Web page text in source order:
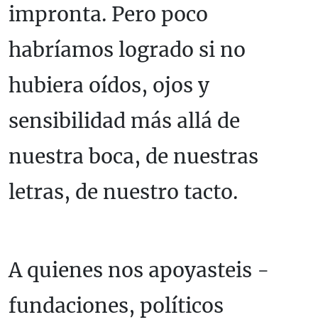
impronta. Pero poco
habríamos logrado si no
hubiera oídos, ojos y
sensibilidad más allá de
nuestra boca, de nuestras
letras, de nuestro tacto.
A quienes nos apoyasteis -
fundaciones, políticos